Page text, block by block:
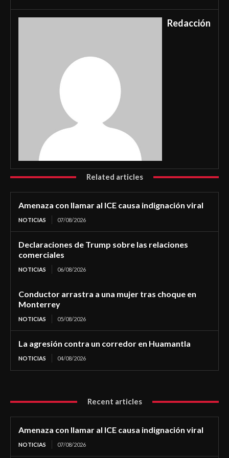
Redacción
Related articles
Amenaza con llamar al ICE causa indignación viral
NOTICIAS 07/08/2026
Declaraciones de Trump sobre las relaciones
comerciales
NOTICIAS 06/08/2026
Conductor arrastra a una mujer tras choque en
Monterrey
NOTICIAS 05/08/2026
La agresión contra un corredor en Huamantla
NOTICIAS 04/08/2026
Recent articles
Amenaza con llamar al ICE causa indignación viral
NOTICIAS 07/08/2026